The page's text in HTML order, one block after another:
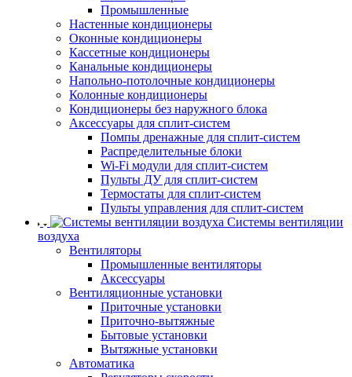
Промышленные
Настенные кондиционеры
Оконные кондиционеры
Кассетные кондиционеры
Канальные кондиционеры
Напольно-потолочные кондиционеры
Колонные кондиционеры
Кондиционеры без наружного блока
Аксессуары для сплит-систем
Помпы дренажные для сплит-систем
Распределительные блоки
Wi-Fi модули для сплит-систем
Пульты ДУ для сплит-систем
Термостаты для сплит-систем
Пульты управления для сплит-систем
Системы вентиляции
воздуха
Вентиляторы
Промышленные вентиляторы
Аксессуары
Вентиляционные установки
Приточные установки
Приточно-вытяжные
Бытовые установки
Вытяжные установки
Автоматика